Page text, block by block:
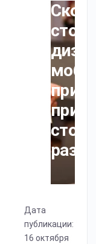
стоит
дизайн
Дата
публикации:
16 октября